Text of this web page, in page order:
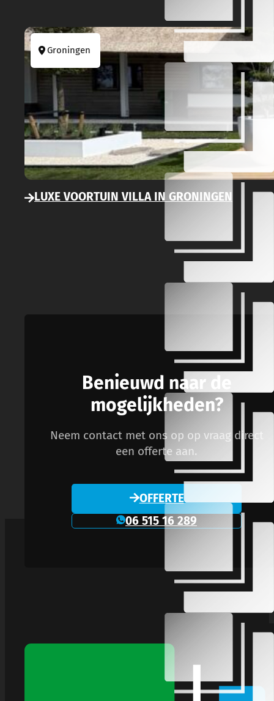
Groningen
LUXE VOORTUIN VILLA IN GRONINGEN
Benieuwd naar de
mogelijkheden?
Neem contact met ons op op vraag direct
een offerte aan.
OFFERTE
06 515 16 289